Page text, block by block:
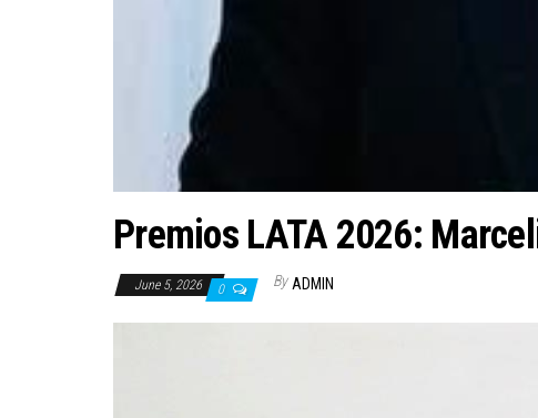
Premios LATA 2026:
June 5, 2026 0 By ADMIN